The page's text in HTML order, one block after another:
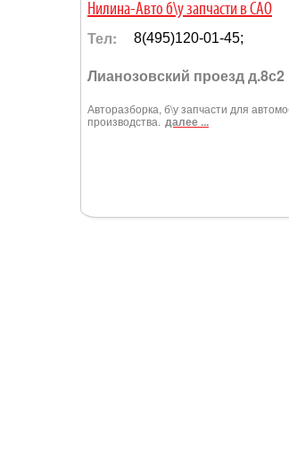
Нилина-Авто б\у запчасти в САО
Тел: 8(495)120-01-45;
Лианозовский проезд д.8с2
Авторазборка, б\у запчасти для
производства. далее ...